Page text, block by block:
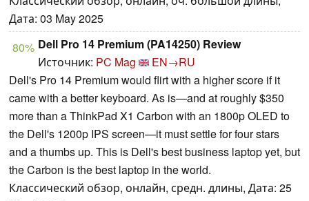
Дата: 03 May 2025
80% Dell Pro 14 Premium (PA14250) Review
Источник: PC Mag
EN→RU
Dell's Pro 14 Premium would flirt with a higher score if it
came with a better keyboard. As is—and at roughly $350
more than a ThinkPad X1 Carbon with an 1800p OLED to
the Dell's 1200p IPS screen—it must settle for four stars
and a thumbs up. This is Dell's best business laptop yet, but
the Carbon is the best laptop in the world.
Классический обзор, онлайн, средн. длины, Дата: 25